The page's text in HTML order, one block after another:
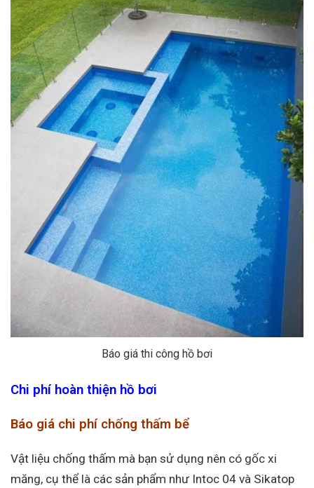
Báo giá thi công hồ bơi
Chi phí hoàn thiện hồ bơi
Báo giá chi phí chống thấm bể
Vật liệu chống thấm mà bạn sử dụng nên có gốc xi
măng, cụ thể là các sản phẩm như Intoc 04 và Sikatop